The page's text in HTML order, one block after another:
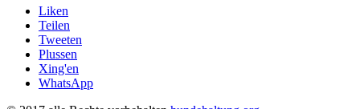
Liken
Teilen
Tweeten
Plussen
Xing'en
WhatsApp